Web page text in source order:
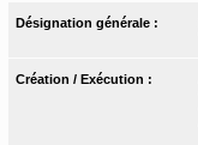
Désignation générale :
Création / Exécution :